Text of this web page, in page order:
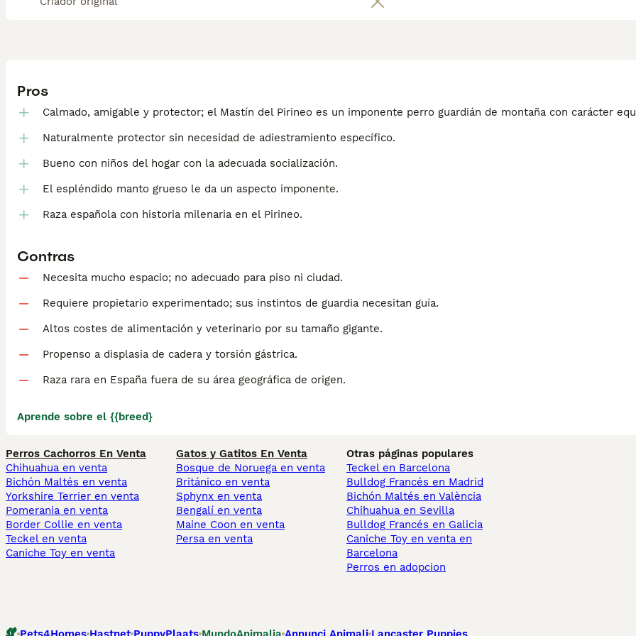
Pros
Calmado, amigable y protector; el Mastín del Pirineo es un imponente perro guardián de montaña con carácter
Naturalmente protector sin necesidad de adiestramiento específico.
Bueno con niños del hogar con la adecuada socialización.
El espléndido manto grueso le da un aspecto imponente.
Raza española con historia milenaria en el Pirineo.
Contras
Necesita mucho espacio; no adecuado para piso ni ciudad.
Requiere propietario experimentado; sus instintos de guardia necesitan guía.
Altos costes de alimentación y veterinario por su tamaño gigante.
Propenso a displasia de cadera y torsión gástrica.
Raza rara en España fuera de su área geográfica de origen.
Aprende sobre el {{breed}
Perros Cachorros En Venta
Chihuahua en venta
Bichón Maltés en venta
Yorkshire Terrier en venta
Pomerania en venta
Border Collie en venta
Teckel en venta
Caniche Toy en venta
Gatos y Gatitos En Venta
Bosque de Noruega en venta
Británico en venta
Sphynx en venta
Bengalí en venta
Maine Coon en venta
Persa en venta
Otras páginas populares
Teckel en Barcelona
Bulldog Francés en Madrid
Bichón Maltés en València
Chihuahua en Sevilla
Bulldog Francés en Galicia
Caniche Toy en venta en
Barcelona
Perros en adopcion